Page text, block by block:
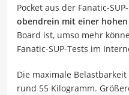
Pocket aus der Fanatic-
obendrein mit einer
Board ist, umso mehr
Fanatic-SUP-Tests im
Die maximale
rund 55 Kilogramm.